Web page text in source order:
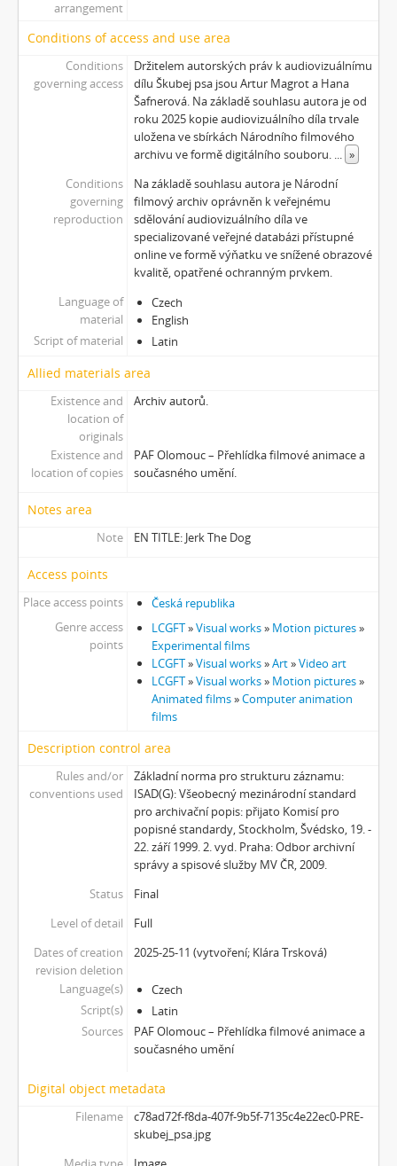
arrangement
Conditions of access and use area
Conditions
governing access
Držitelem autorských práv k audiovizuálnímu
dílu Škubej psa jsou Artur Magrot a Hana
Šafnerová. Na základě souhlasu autora je od
roku 2025 kopie audiovizuálního díla trvale
uložena ve sbírkách Národního filmového
archivu ve formě digitálního souboru. ... »
Conditions
governing
reproduction
Na základě souhlasu autora je Národní
filmový archiv oprávněn k veřejnému
sdělování audiovizuálního díla ve
specializované veřejné databázi přístupné
online ve formě výňatku ve snížené obrazové
kvalitě, opatřené ochranným prvkem.
Language of
material
Czech
English
Script of material
Latin
Allied materials area
Existence and
location of
originals
Archiv autorů.
Existence and
location of copies
PAF Olomouc – Přehlídka filmové animace a
současného umění.
Notes area
Note EN TITLE: Jerk The Dog
Access points
Place access points
Česká republika
Genre access
points
LCGFT»Visual works» Motion pictures»
Experimental films
LCGFT»Visual works»Art»Video art
LCGFT»Visual works» Motion pictures»
Animated films»Computer animation
films
Description control area
Rules and/or
conventions used
Základní norma pro strukturu záznamu:
ISAD(G): Všeobecný mezinárodní standard
pro archivační popis: přijato Komisí pro
popisné standardy, Stockholm, Švédsko, 19. -
22. září 1999. 2. vyd. Praha: Odbor archivní
správy a spisové služby MV ČR, 2009.
Status
Final
Level of detail
Full
Dates of creation
revision deletion
2025-25-11 (vytvoření; Klára Trsková)
Language(s)
Czech
Script(s)
Latin
Sources
PAF Olomouc – Přehlídka filmové animace a
současného umění
Digital object metadata
Filename
c78ad72f-f8da-407f-9b5f-7135c4e22ec0-PRE-
skubej_psa.jpg